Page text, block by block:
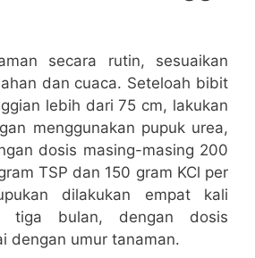
secara rutin, sesuaikan
dan cuaca. Seteloah bibit
lebih dari 75 cm, lakukan
menggunakan pupuk urea,
dosis masing-masing 200
TSP dan 150 gram KCl per
dilakukan empat kali
tiga bulan, dengan dosis
dengan umur tanaman.